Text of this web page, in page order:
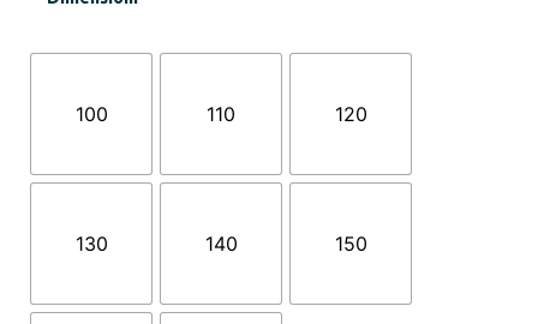
100 110 120
130 140 150